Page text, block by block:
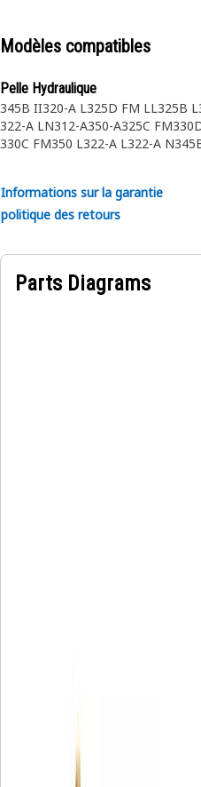
Modèles compatibles
Pelle Hydraulique
345B II320-A L325D FM LL325B L
322-A LN312-A350-A325C FM
330C FM350 L322-A L322-A N
Informations sur la garantie
politique des retours
Parts Diagrams